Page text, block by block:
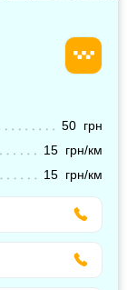
50 грн
15 грн/км
15 грн/км